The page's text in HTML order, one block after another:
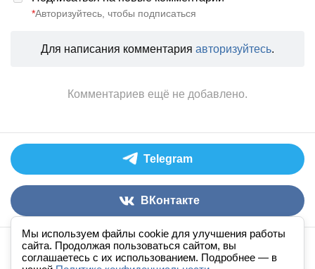
Мы используем файлы cookie для улучшения работы
сайта. Продолжая пользоваться сайтом, вы
соглашаетесь с их использованием. Подробнее — в
*Авторизуйтесь, чтобы подписаться
Для написания комментария авторизуйтесь.
Комментариев ещё не добавлено.
Telegram
ВКонтакте
Аудиокниги слушать онлайн книгав ухе